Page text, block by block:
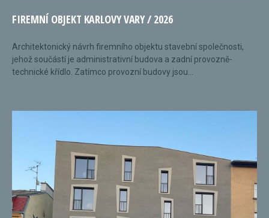
FIREMNÍ OBJEKT KARLOVY VARY / 2026
Architektonický návrh firemního objektu stavební společnosti,
jehož součástí je administrativní budova a zadní provozně-
technické křídlo. Zatímco provozní budovy jsou...